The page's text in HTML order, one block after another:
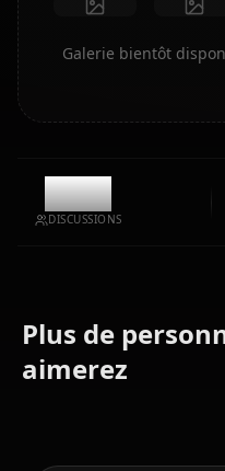
Galerie bientôt
11.2k
DISCUSSIONS
Plus de
aimerez